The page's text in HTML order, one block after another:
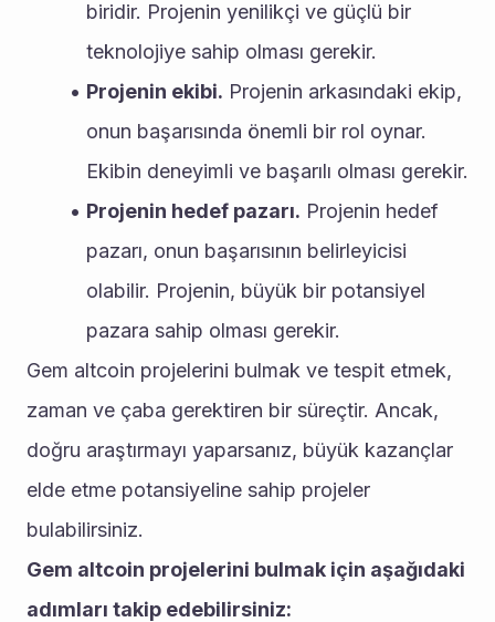
biridir. Projenin yenilikçi ve güçlü bir
teknolojiye sahip olması gerekir.
Projenin ekibi. Projenin arkasındaki ekip,
onun başarısında önemli bir rol oynar.
Ekibin deneyimli ve başarılı olması gerekir.
Projenin hedef pazarı. Projenin hedef
pazarı, onun başarısının belirleyicisi
olabilir. Projenin, büyük bir potansiyel
pazara sahip olması gerekir.
Gem altcoin projelerini bulmak ve tespit etmek,
zaman ve çaba gerektiren bir süreçtir. Ancak,
doğru araştırmayı yaparsanız, büyük kazançlar
elde etme potansiyeline sahip projeler
bulabilirsiniz.
Gem altcoin projelerini bulmak için aşağıdaki
adımları takip edebilirsiniz: